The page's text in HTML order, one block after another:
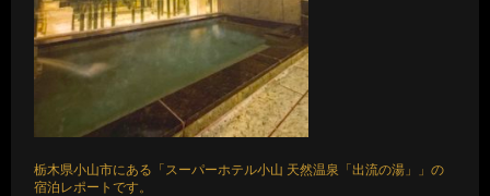
栃木県小山市にある「スーパーホテル小山 天然温泉「出流の湯」」の
宿泊レポートです。